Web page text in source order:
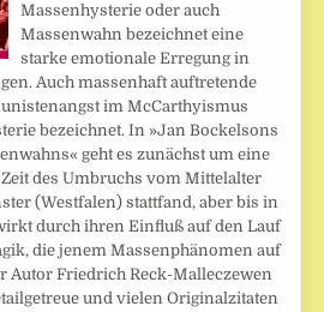
Massenhysterie oder auch
Massenwahn bezeichnet eine
starke emotionale Erregung in
Auch massenhaft auftretende
im McCarthyismus
bezeichnet. In »Jan Bockelsons
geht es zunächst um eine
des Umbruchs vom Mittelalter
(Westfalen) stattfand, aber bis in
durch ihren Einfluß auf den Lauf
die jenem Massenphänomen auf
Autor Friedrich Reck-Malleczewen
und vielen Originalzitaten